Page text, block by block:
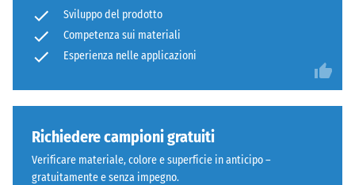
Sviluppo del prodotto
Competenza sui materiali
Esperienza nelle applicazioni
Richiedere campioni gratuiti
Verificare materiale, colore e superficie in anticipo –
gratuitamente e senza impegno.